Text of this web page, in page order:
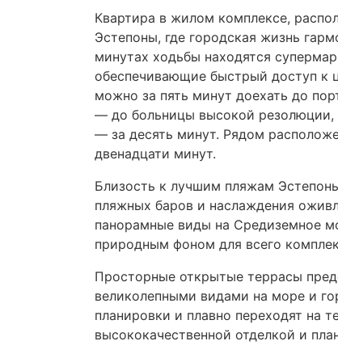
Квартира в жилом комплексе,
Эстепоны, где городская жизнь
минутах ходьбы находятся
обеспечивающие быстрый доступ к
можно за пять минут доехать до
— до больницы высокой резолюции,
— за десять минут. Рядом
двенадцати минут.
Близость к лучшим пляжам
пляжных баров и наслаждения
панорамные виды на Средиземное
природным фоном для всего
Просторные открытые террасы
великолепными видами на море и
планировки и плавно переходят на
высококачественной отделкой и